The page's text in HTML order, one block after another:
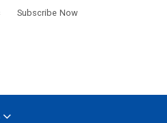
Subscribe Now